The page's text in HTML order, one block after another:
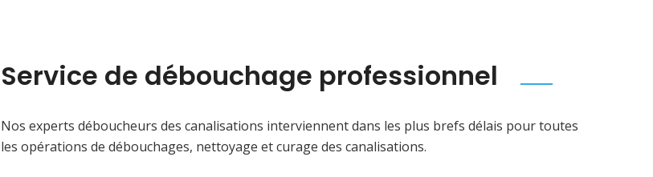
Service de débouchage professionnel
Nos experts déboucheurs des canalisations interviennent dans les plus brefs délais pour toutes
les opérations de débouchages, nettoyage et curage des canalisations.